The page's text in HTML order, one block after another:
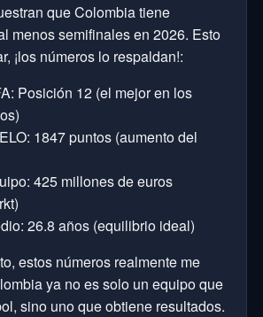
que Colombia tiene
menos semifinales en 2026. Esto
¡los números lo respaldan!:
Posición 12 (el mejor en los
1847 puntos (aumento del
425 millones de euros
26.8 años (equilibrio ideal)
estos números realmente me
ya no es solo un equipo que
sino uno que obtiene resultados.